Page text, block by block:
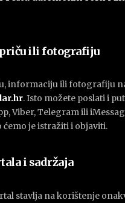
ili fotografiju
informaciju ili fotografiju
. Isto možete poslati i
Viber, Telegram ili
ćemo je istražiti i objaviti.
i sadržaja
stavlja na korištenje